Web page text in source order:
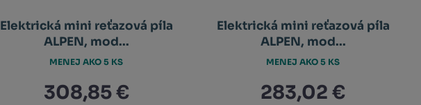
Elektrická mini reťazová píla
ALPEN, mod...
308,85 €
MENEJ AKO 5 KS
Elektrická mini reťazová píla
ALPEN, mod...
283,02 €
MENEJ AKO 5 KS